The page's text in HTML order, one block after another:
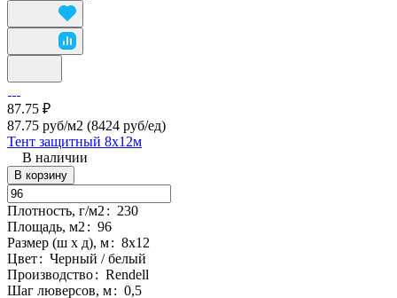
87.75 ₽
87.75 руб/м2 (8424 руб/eд)
Тент защитный 8х12м
В наличии
В корзину
Плотность, г/м2: 230
Площадь, м2: 96
Размер (ш х д), м: 8х12
Цвет: Черный / белый
Производство: Rendell
Шаг люверсов, м: 0,5